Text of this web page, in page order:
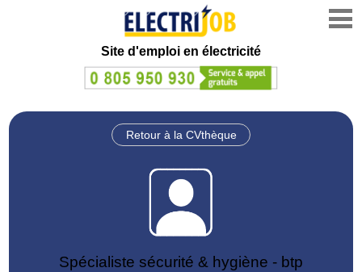
Site d'emploi en électricité
Retour à la CVthèque
Spécialiste sécurité & hygiène - btp